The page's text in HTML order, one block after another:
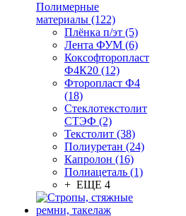
Полимерные
материалы (122)
Плёнка п/эт (5)
Лента ФУМ (6)
Коксофторопласт
Ф4К20 (12)
Фторопласт Ф4
(18)
Стеклотекстолит
СТЭФ (2)
Текстолит (38)
Полиуретан (24)
Капролон (16)
Полиацеталь (1)
+ ЕЩЕ 4